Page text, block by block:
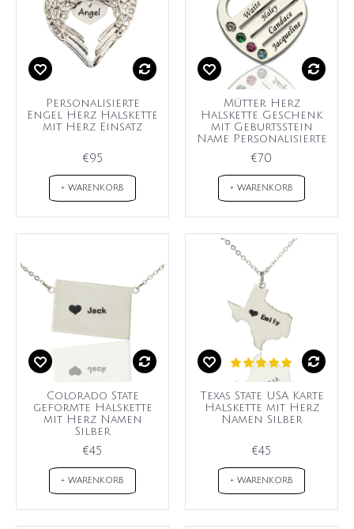
Personalisierte
Engel Herz Halskette
mit Herz Einsatz
€95
+ WARENKORB
Mütter Herz
Halskette Geschenk
mit Geburtsstein
Name Personalisierte
€70
+ WARENKORB
Colorado State
geformte Halskette
mit Herz Namen
Silber
€45
+ WARENKORB
Texas State USA Karte
Halskette mit Herz
Namen Silber
€45
+ WARENKORB